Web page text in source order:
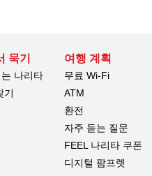
묵기
나리타
기
여행 계획
무료 Wi-Fi
ATM
환전
자주 듣는 질문
FEEL 나리타 쿠폰
디지털 팜프렛